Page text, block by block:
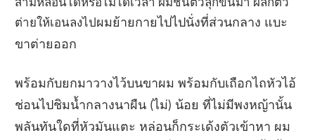
ต่ายให้เอนลงไปผมย้ายกายไปไปนั่งที่ส่วนกลาง แบะ
ขาต่ายออก
พร้อมกับยกมาวางไว้บนขาผม พร้อมกับเถือกไถหัวไอ้
ช่อนไปชิมน้ำกลางนาผืน (ไม่) น้อย ที่ไม่มีพงหญ้านั้น
พลันทันใดที่หัวมันแตะ หล่อนก็กระเด้งตัวเข้าหา ผม